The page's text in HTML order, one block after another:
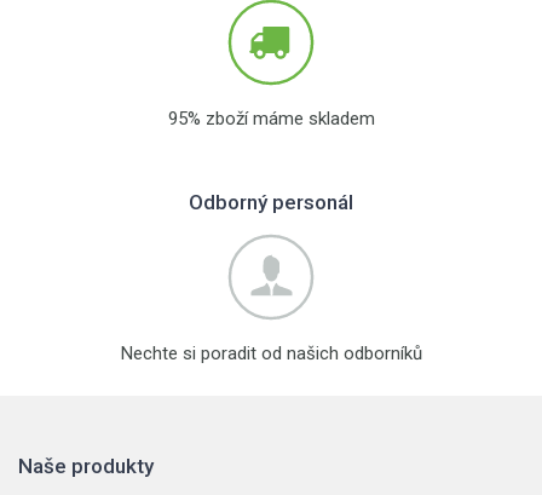
95% zboží máme skladem
Odborný personál
Nechte si poradit od našich odborníků
Naše produkty